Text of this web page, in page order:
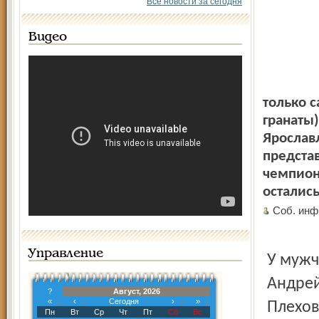
Видео
Управление
?
Август, 2026
«
‹ Сегодня ›
»
Пн
Вт Ср Чт Пт Сб Вс
только
Соб.
У